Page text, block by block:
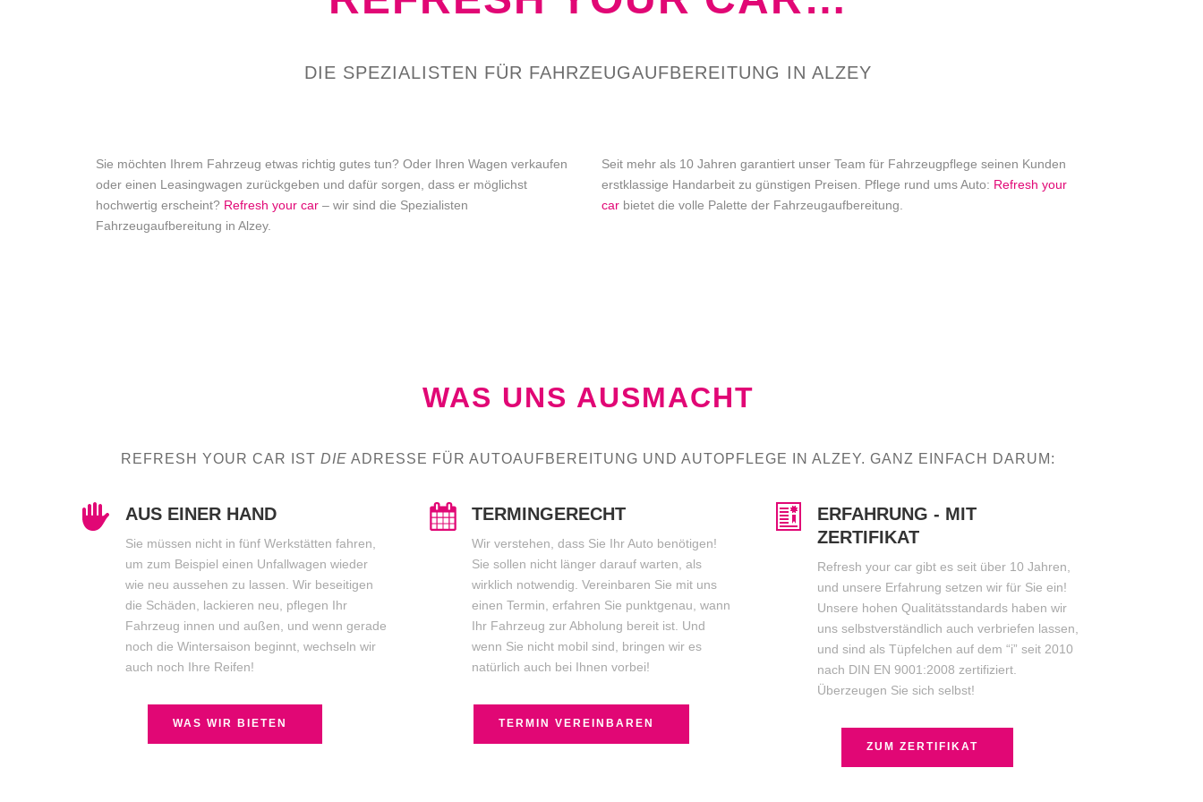
DIE SPEZIALISTEN FÜR FAHRZEUGAUFBEREITUNG IN ALZEY
Sie möchten Ihrem Fahrzeug etwas richtig gutes tun? Oder Ihren Wagen verkaufen
oder einen Leasingwagen zurückgeben und dafür sorgen, dass er möglichst
hochwertig erscheint? Refresh your car – wir sind die Spezialisten
Fahrzeugaufbereitung in Alzey.
Seit mehr als 10 Jahren garantiert unser Team für Fahrzeugpflege seinen Kunden
erstklassige Handarbeit zu günstigen Preisen. Pflege rund ums Auto: Refresh your
car bietet die volle Palette der Fahrzeugaufbereitung.
WAS UNS AUSMACHT
REFRESH YOUR CAR IST DIE ADRESSE FÜR AUTOAUFBEREITUNG UND AUTOPFLEGE IN ALZEY. GANZ EINFACH DARUM:
AUS EINER HAND
Sie müssen nicht in fünf Werkstätten fahren,
um zum Beispiel einen Unfallwagen wieder
wie neu aussehen zu lassen. Wir beseitigen
die Schäden, lackieren neu, pflegen Ihr
Fahrzeug innen und außen, und wenn gerade
noch die Wintersaison beginnt, wechseln wir
auch noch Ihre Reifen!
WAS WIR BIETEN
TERMINGERECHT
Wir verstehen, dass Sie Ihr Auto benötigen!
Sie sollen nicht länger darauf warten, als
wirklich notwendig. Vereinbaren Sie mit uns
einen Termin, erfahren Sie punktgenau, wann
Ihr Fahrzeug zur Abholung bereit ist. Und
wenn Sie nicht mobil sind, bringen wir es
natürlich auch bei Ihnen vorbei!
TERMIN VEREINBAREN
ERFAHRUNG - MIT
ZERTIFIKAT
Refresh your car gibt es seit über 10 Jahren,
und unsere Erfahrung setzen wir für Sie ein!
Unsere hohen Qualitätsstandards haben wir
uns selbstverständlich auch verbriefen lassen,
und sind als Tüpfelchen auf dem “i” seit 2010
nach DIN EN 9001:2008 zertifiziert.
Überzeugen Sie sich selbst!
ZUM ZERTIFIKAT